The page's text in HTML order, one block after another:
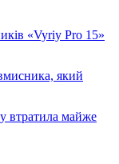
«Vyriy Pro 15»
який
втратила майже